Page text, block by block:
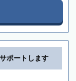
ポートします